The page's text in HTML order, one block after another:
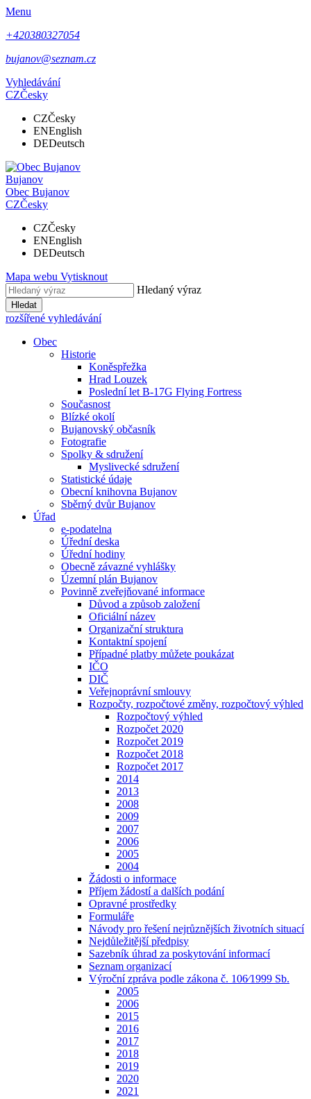
Menu
+420380327054
bujanov@seznam.cz
Vyhledávání
CZČesky
CZČesky
ENEnglish
DEDeutsch
Bujanov
Obec Bujanov
CZČesky
CZČesky
ENEnglish
DEDeutsch
Mapa webu Vytisknout
Hledaný výraz
Hledat
rozšířené vyhledávání
Obec
Historie
Koněspřežka
Hrad Louzek
Poslední let B-17G Flying Fortress
Současnost
Blízké okolí
Bujanovský občasník
Fotografie
Spolky & sdružení
Myslivecké sdružení
Statistické údaje
Obecní knihovna Bujanov
Sběrný dvůr Bujanov
Úřad
e-podatelna
Úřední deska
Úřední hodiny
Obecně závazné vyhlášky
Územní plán Bujanov
Povinně zveřejňované informace
Důvod a způsob založení
Oficiální název
Organizační struktura
Kontaktní spojení
Případné platby můžete poukázat
IČO
DIČ
Veřejnoprávní smlouvy
Rozpočty, rozpočtové změny, rozpočtový výhled
Rozpočtový výhled
Rozpočet 2020
Rozpočet 2019
Rozpočet 2018
Rozpočet 2017
2014
2013
2008
2009
2007
2006
2005
2004
Žádosti o informace
Příjem žádostí a dalších podání
Opravné prostředky
Formuláře
Návody pro řešení nejrůznějších životních situací
Nejdůležitější předpisy
Sazebník úhrad za poskytování informací
Seznam organizací
Výroční zpráva podle zákona č. 106⁄1999 Sb.
2005
2006
2015
2016
2017
2018
2019
2020
2021